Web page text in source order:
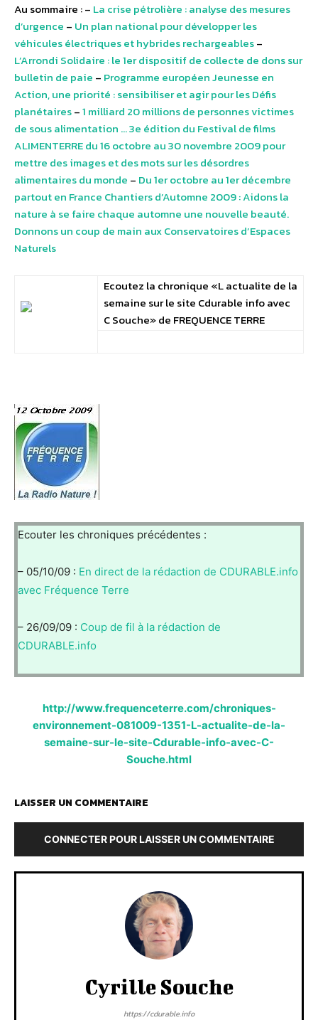
Au sommaire : – La crise pétrolière : analyse des mesures
d’urgence – Un plan national pour développer les
véhicules électriques et hybrides rechargeables–
L’Arrondi Solidaire : le 1er dispositif de collecte de dons sur
bulletin de paie – Programme européen Jeunesse en
Action, une priorité : sensibiliser et agir pour les Défis
planétaires–1 milliard 20 millions de personnes victimes
de sous alimentation … 3e édition du Festival de films
ALIMENTERRE du 16 octobre au 30 novembre 2009 pour
mettre des images et des mots sur les désordres
alimentaires du monde – Du 1er octobre au 1er décembre
partout en France Chantiers d’Automne 2009 : Aidons la
nature à se faire chaque automne une nouvelle beauté.
Donnons un coup de main aux Conservatoires d’Espaces
Naturels
Ecoutez la chronique «L actualite de la
semaine sur le site Cdurable info avec
C Souche» de FREQUENCE TERRE
Ecouter les chroniques précédentes :
– 05/10/09 : En direct de la rédaction de CDURABLE.info
avec Fréquence Terre
– 26/09/09 : Coup de fil à la rédaction de
CDURABLE.info
http://www.frequenceterre.com/chroniques-
environnement-081009-1351-L-actualite-de-la-
semaine-sur-le-site-Cdurable-info-avec-C-
Souche.html
LAISSER UN COMMENTAIRE
CONNECTER POUR LAISSER UN COMMENTAIRE
Cyrille Souche
https://cdurable.info